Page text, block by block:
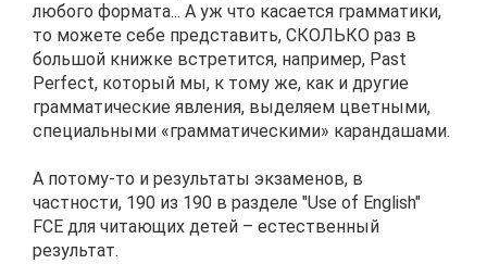
любого формата... А уж что касается грамматики,
то можете себе представить, СКОЛЬКО раз в
большой книжке встретится, например, Past
Perfect, который мы, к тому же, как и другие
грамматические явления, выделяем цветными,
специальными «грамматическими» карандашами.
А потому-то и результаты экзаменов, в
частности, 190 из 190 в разделе "Use of English"
FCE для читающих детей – естественный
результат.